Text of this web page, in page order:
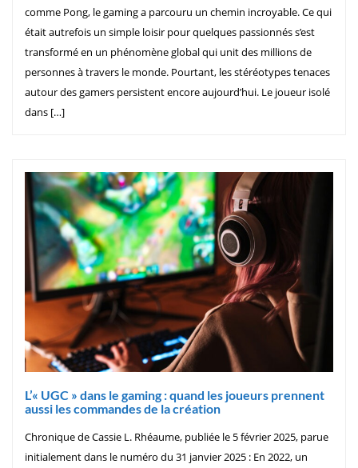
comme Pong, le gaming a parcouru un chemin incroyable. Ce qui
était autrefois un simple loisir pour quelques passionnés s’est
transformé en un phénomène global qui unit des millions de
personnes à travers le monde. Pourtant, les stéréotypes tenaces
autour des gamers persistent encore aujourd’hui. Le joueur isolé
dans […]
L’« UGC » dans le gaming : quand les joueurs prennent
aussi les commandes de la création
Chronique de Cassie L. Rhéaume, publiée le 5 février 2025, parue
initialement dans le numéro du 31 janvier 2025 : En 2022, un